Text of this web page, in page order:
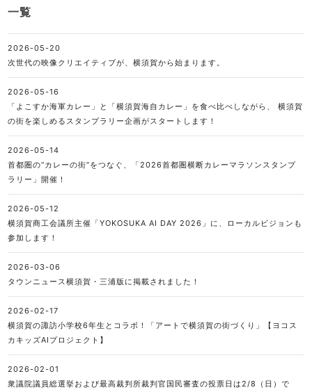
一覧
2026-05-20
次世代の映像クリエイティブが、横須賀から始まります。
2026-05-16
「よこすか海軍カレー」と「横須賀海自カレー」を食べ比べしながら、 横須賀
の街を楽しめるスタンプラリー企画がスタートします！
2026-05-14
首都圏の“カレーの街”をつなぐ、「2026首都圏横断カレーマラソンスタンプ
ラリー」開催！
2026-05-12
横須賀商工会議所主催「YOKOSUKA AI DAY 2026」に、ローカルビジョンも
参加します！
2026-03-06
タウンニュース横須賀・三浦版に掲載されました！
2026-02-17
横須賀の諏訪小学校6年生とコラボ！「アートで横須賀の街づくり」【ヨコス
カキッズAIプロジェクト】
2026-02-01
衆議院議員総選挙および最高裁判所裁判官国民審査の投票日は2/8（日）で